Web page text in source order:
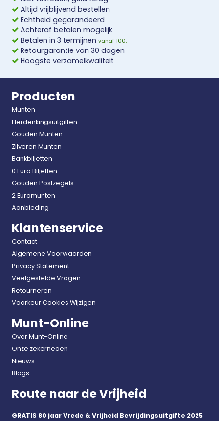
Altijd vrijblijvend bestellen
Echtheid gegarandeerd
Achteraf betalen mogelijk
Betalen in 3 termijnen vanaf 100,-
Retourgarantie van 30 dagen
Hoogste verzamelkwaliteit
Producten
Munten
Herdenkingsuitgiften
Gouden Munten
Zilveren Munten
Bankbiljetten
0 Euro Biljetten
Gouden Postzegels
2 Euromunten
Aanbieding
Klantenservice
Contact
Algemene Voorwaarden
Privacy Statement
Veelgestelde Vragen
Retourneren
Voorkeur Cookies Wijzigen
Munt-Online
Over Munt-Online
Onze zekerheden
Nieuws
Blogs
Route naar de Vrijheid
GRATIS 80 jaar Vrede & Vrijheid Bevrijdingsuitgifte 2025